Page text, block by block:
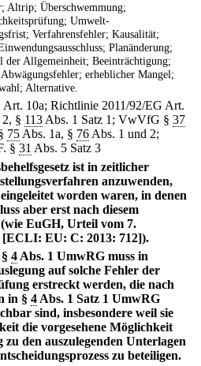
Altrip; Überschwemmung;
Umwelt-
Verfahrensfehler; Kausalität;
Planänderung;
der Allgemeinheit; Beeinträchtigung;
erheblicher Mangel;
Alternative.
10a; Richtlinie 2011/92/EG Art.
§ 113 Abs. 1 Satz 1; VwVfG § 37
75 Abs. 1a, § 76 Abs. 1 und 2;
§ 31 Abs. 5 Satz 3
ist in zeitlicher
anzuwenden,
worden waren, in denen
aber erst nach diesem
EuGH, Urteil vom 7.
[ECLI: EU: C: 2013: 712]).
§4 Abs. 1 UmwRG muss in
auf solche Fehler der
erstreckt werden, die nach
in § 4 Abs. 1 Satz 1 UmwRG
sind, insbesondere weil sie
die vorgesehene Möglichkeit
den auszulegenden Unterlagen
zu beteiligen.